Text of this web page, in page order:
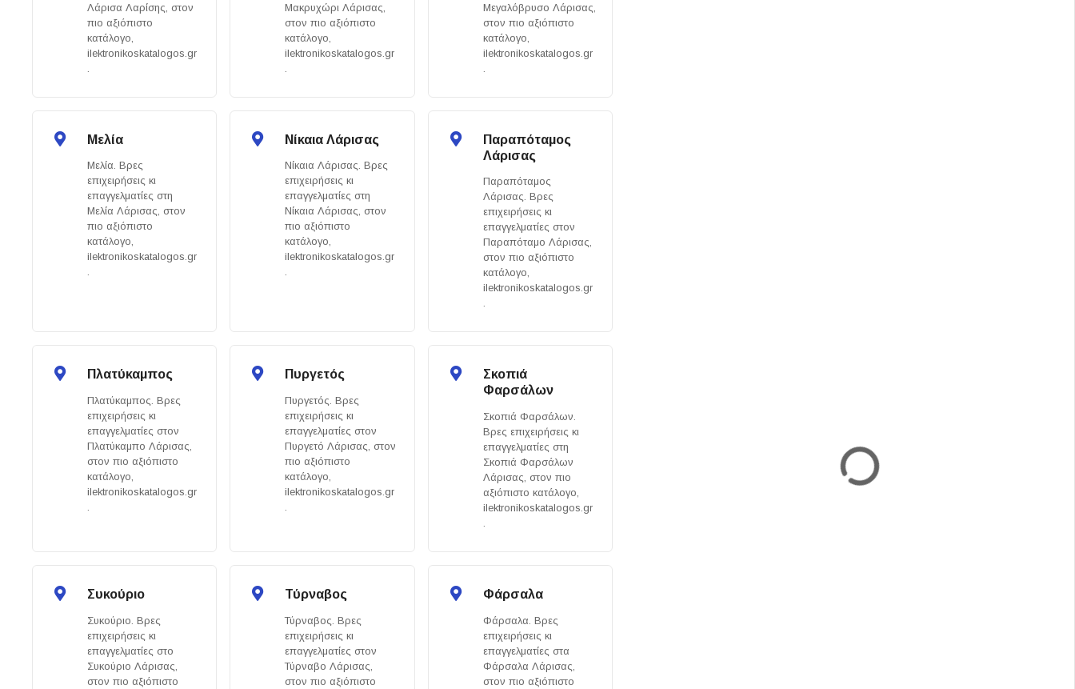
Λάρισα Λαρίσης, στον
πιο αξιόπιστο
κατάλογο,
ilektronikoskatalogos.gr
Μακρυχώρι Λάρισας,
στον πιο αξιόπιστο
κατάλογο,
ilektronikoskatalogos.gr
Μεγαλόβρυσο Λάρισας,
στον πιο αξιόπιστο
κατάλογο,
ilektronikoskatalogos.gr
Μελία
Μελία. Βρες
επιχειρήσεις κι
επαγγελματίες στη
Μελία Λάρισας, στον
πιο αξιόπιστο
κατάλογο,
ilektronikoskatalogos.gr
.
Νίκαια Λάρισας
Νίκαια Λάρισας. Βρες
επιχειρήσεις κι
επαγγελματίες στη
Νίκαια Λάρισας, στον
πιο αξιόπιστο
κατάλογο,
ilektronikoskatalogos.gr
.
Παραπόταμος
Λάρισας
Παραπόταμος
Λάρισας. Βρες
επιχειρήσεις κι
επαγγελματίες στον
Παραπόταμο Λάρισας,
στον πιο αξιόπιστο
κατάλογο,
ilektronikoskatalogos.gr
.
Πλατύκαμπος
Πλατύκαμπος. Βρες
επιχειρήσεις κι
επαγγελματίες στον
Πλατύκαμπο Λάρισας,
στον πιο αξιόπιστο
κατάλογο,
ilektronikoskatalogos.gr
.
Πυργετός
Πυργετός. Βρες
επιχειρήσεις κι
επαγγελματίες στον
Πυργετό Λάρισας, στον
πιο αξιόπιστο
κατάλογο,
ilektronikoskatalogos.gr
.
Σκοπιά
Φαρσάλων
Σκοπιά Φαρσάλων.
Βρες επιχειρήσεις κι
επαγγελματίες στη
Σκοπιά Φαρσάλων
Λάρισας, στον πιο
αξιόπιστο κατάλογο,
ilektronikoskatalogos.gr
.
Συκούριο
Συκούριο. Βρες
επιχειρήσεις κι
επαγγελματίες στο
Συκούριο Λάρισας,
στον πιο αξιόπιστο
Τύρναβος
Τύρναβος. Βρες
επιχειρήσεις κι
επαγγελματίες στον
Τύρναβο Λάρισας,
στον πιο αξιόπιστο
Φάρσαλα
Φάρσαλα. Βρες
επιχειρήσεις κι
επαγγελματίες στα
Φάρσαλα Λάρισας,
στον πιο αξιόπιστο